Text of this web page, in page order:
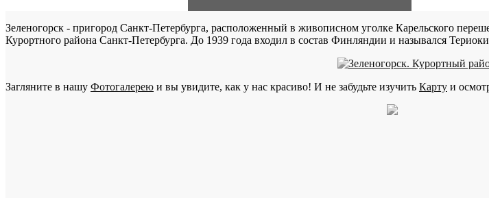
Зеленогорск - пригород Санкт-Петербурга, расположенный в живописном уголке Карельского
Курортного района Санкт-Петербурга. До 1939 года входил в состав Финляндии и назывался
Загляните в нашу Фотогалерею и вы увидите, как у нас красиво! И не забудьте изучить Карту и